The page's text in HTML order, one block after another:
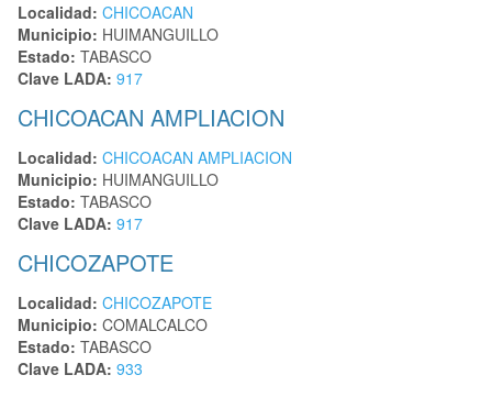
Localidad: CHICOACAN
Municipio: HUIMANGUILLO
Estado: TABASCO
Clave LADA: 917
CHICOACAN AMPLIACION
Localidad: CHICOACAN AMPLIACION
Municipio: HUIMANGUILLO
Estado: TABASCO
Clave LADA: 917
CHICOZAPOTE
Localidad: CHICOZAPOTE
Municipio: COMALCALCO
Estado: TABASCO
Clave LADA: 933